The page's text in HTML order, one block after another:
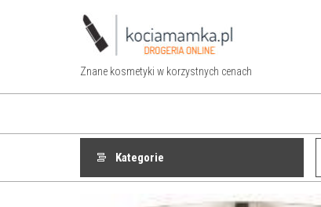
Znane kosmetyki w korzystnych cenach
Kategorie